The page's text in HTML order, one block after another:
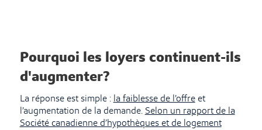
Pourquoi les loyers continuent-ils
d'augmenter?
La réponse est simple : la faiblesse de l’offreet
l’augmentation de la demande. Selon un rapport de la
Société canadienne d’hypothèques et de logement